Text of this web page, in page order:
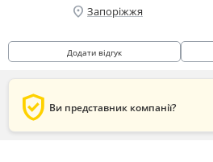
location_on Запоріжжя
Додати відгук
verified_user Ви представник компанії?